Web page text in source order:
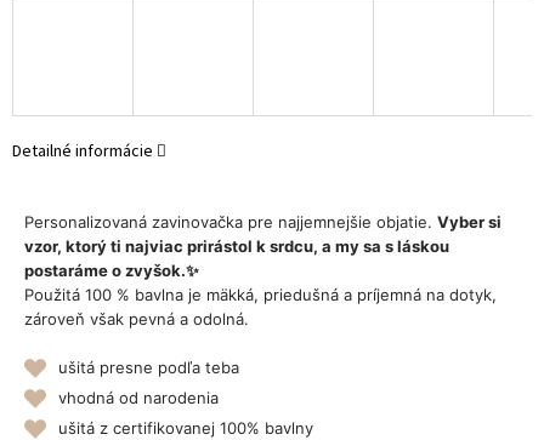
Personalizovaná zavinovačka pre najjemnejšie objatie. Vyber si
vzor, ktorý ti najviac prirástol k srdcu, a my sa s láskou
postaráme o zvyšok.✨
Použitá 100 % bavlna je mäkká, priedušná a príjemná na dotyk,
zároveň však pevná a odolná.
ušitá presne podľa teba
vhodná od narodenia
ušitá z certifikovanej 100% bavlny
Detailné informácie